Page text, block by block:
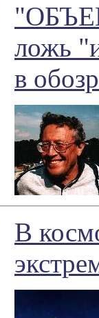
ложь
в
В